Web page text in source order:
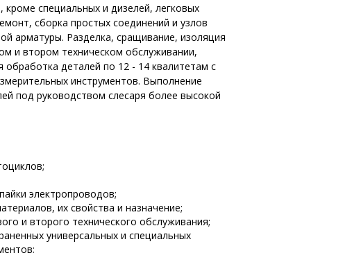
специальных и дизелей, легковых
сборка простых соединений и узлов
арматуры. Разделка, сращивание, изоляция
и втором техническом обслуживании,
обработка деталей по 12 - 14 квалитетам с
инструментов. Выполнение
под руководством слесаря более высокой
электропроводов;
их свойства и назначение;
и второго технического обслуживания;
универсальных и специальных